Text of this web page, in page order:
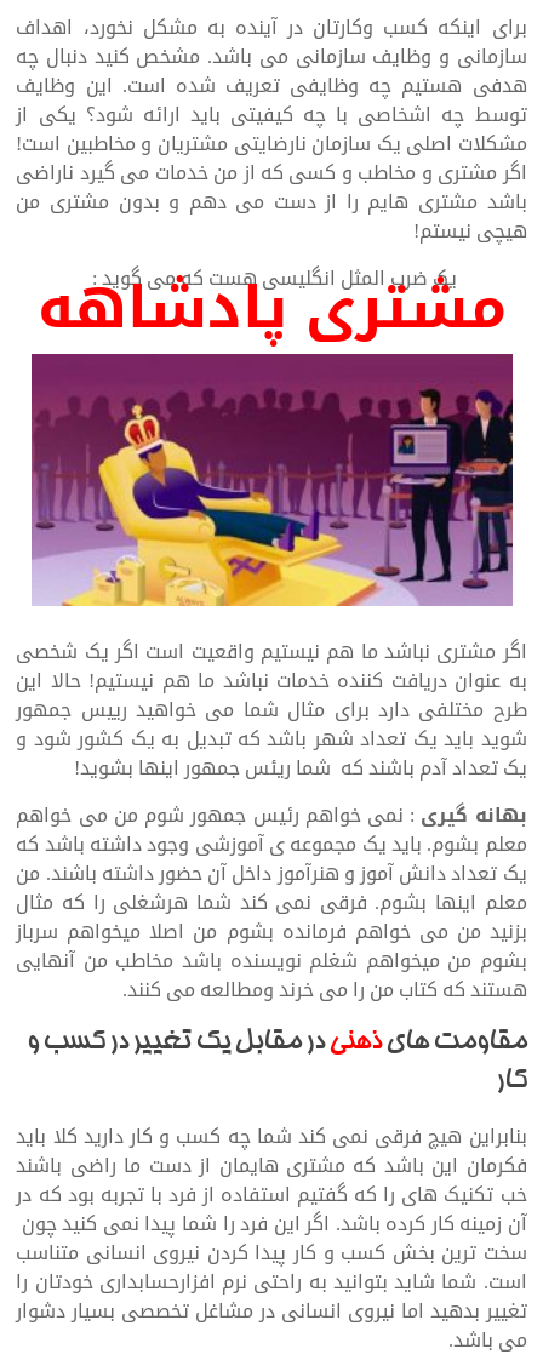
برای اینکه کسب وکارتان در آینده به مشکل نخورد، اهداف
سازمانی و وظایف سازمانی می باشد. مشخص کنید دنبال چه
هدفی هستیم چه وظایفی تعریف شده است. این وظایف
توسط چه اشخاصی با چه کیفیتی باید ارائه شود؟ یکی از
مشکلات اصلی یک سازمان نارضایتی مشتریان و مخاطبین است!
اگر مشتری و مخاطب و کسی که از من خدمات می گیرد ناراضی
باشد مشتری هایم را از دست می دهم و بدون مشتری من
هیچی نیستم!
یک ضرب المثل انگلیسی هست که می گوید :
مشتری پادشاهه
اگر مشتری نباشد ما هم نیستیم واقعیت است اگر یک شخصی
به عنوان دریافت کننده خدمات نباشد ما هم نیستیم! حالا این
طرح مختلفی دارد برای مثال شما می خواهید‌ رییس جمهور
شوید باید یک تعداد شهر باشد که تبدیل به یک کشور شود و
یک تعداد آدم باشند که شما ریئس جمهور اینها بشوید!
بهانه گیری : نمی خواهم رئیس جمهور شوم من می خواهم
معلم بشوم. باید یک مجموعه ی آموزشی وجود داشته باشد که
یک تعداد دانش آموز و هنرآموز داخل آن حضور داشته باشند. من
معلم اینها بشوم. فرقی نمی کند شما هرشغلی را که مثال
بزنید من می خواهم فرمانده بشوم من اصلا میخواهم سرباز
بشوم من میخواهم شغلم نویسنده باشد مخاطب من آنهایی
هستند که کتاب من را می خرند ومطالعه می کنند.
مقاومت هایذهنیدر مقابل یک تغییر در کسب و
کار
بنابراین هیچ فرقی نمی کند شما چه کسب و کار دارید کلا باید
فکرمان این باشد که مشتری هایمان از دست ما راضی باشند
خب تکنیک های را که گفتیم استفاده از فرد با تجربه بود که در
آن زمینه کار کرده باشد. اگر این فرد را شما پیدا نمی کنید چون
سخت ترین بخش کسب و کار پیدا کردن نیروی انسانی متناسب
است. شما شاید بتوانید به راحتی نرم افزارحسابداری خودتان را
تغییر بدهید اما نیروی انسانی در مشاغل تخصصی بسیار دشوار
می باشد.